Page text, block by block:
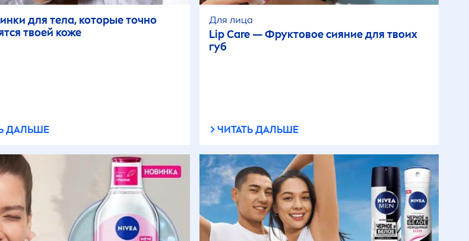
для тела, которые точно
твоей коже
ДАЛЬШЕ
Для лица
LipCare— Фруктовое сияние для твоих
губ
ЧИТАТЬ ДАЛЬШЕ